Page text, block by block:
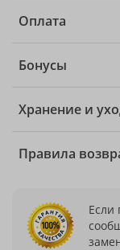
Оплата
Бонусы
Хранение и
Правила
Если